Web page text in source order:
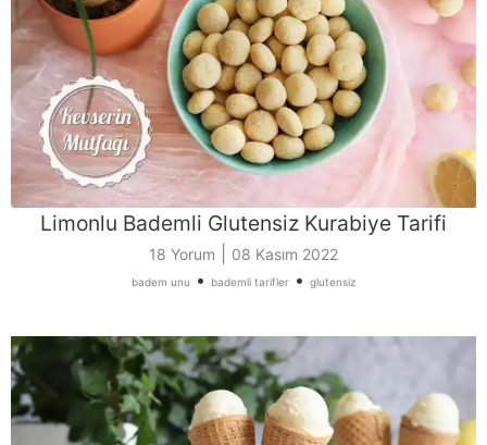
Limonlu Bademli Glutensiz Kurabiye Tarifi
18 Yorum 08 Kasım 2022
badem unu • bademli tarifler • glutensiz